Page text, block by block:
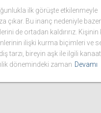
ilk görüşte etkilenmeyle
çıkar. Bu inanç nedeniyle
de ortadan kaldırırız. Kişinin
ilişki kurma biçimleri ve
tarzı, bireyin aşk ile ilgili
dönemindeki zaman Devamı